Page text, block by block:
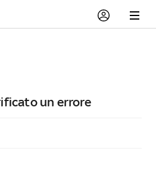
un errore